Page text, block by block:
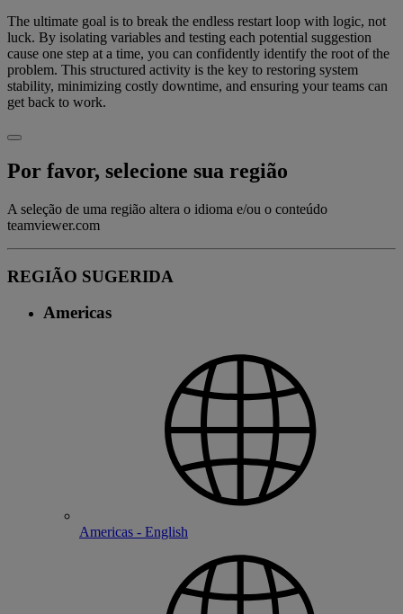
The ultimate goal is to break the endless restart loop with logic, not
luck. By isolating variables and testing each potential suggestion
cause one step at a time, you can confidently identify the root of the
problem. This structured activity is the key to restoring system
stability, minimizing costly downtime, and ensuring your teams can
get back to work.
Por favor, selecione sua região
A seleção de uma região altera o idioma e/ou o conteúdo
teamviewer.com
REGIÃO SUGERIDA
Americas
Americas - English